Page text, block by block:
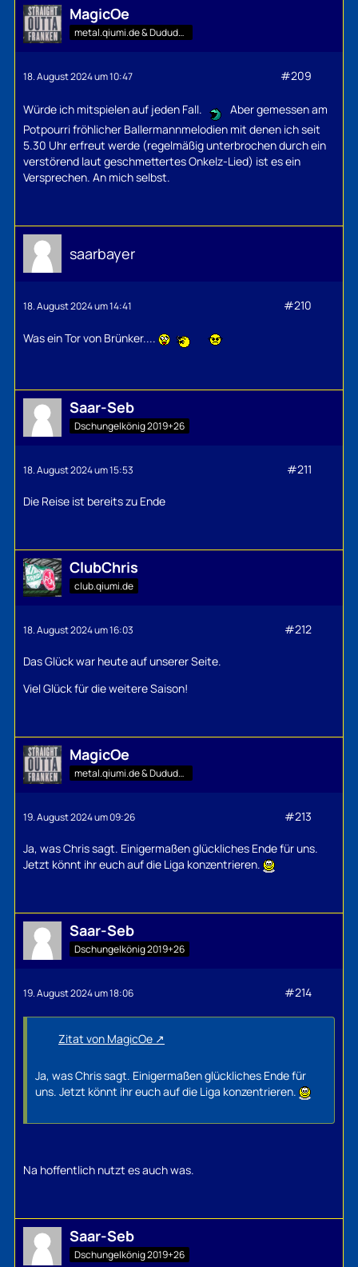
MagicOe
metal.qiumi.de & Dududu-Mann
18. August 2024 um 10:47 #209
Würde ich mitspielen auf jeden Fall.
Aber gemessen am
Potpourri fröhlicher Ballermannmelodien mit denen ich seit
5.30 Uhr erfreut werde (regelmäßig unterbrochen durch ein
verstörend laut geschmettertes Onkelz-Lied) ist es ein
Versprechen. An mich selbst.
saarbayer
18. August 2024 um 14:41 #210
Was ein Tor von Brünker....
Saar-Seb
Dschungelkönig 2019+26
18. August 2024 um 15:53 #211
Die Reise ist bereits zu Ende
ClubChris
club.qiumi.de
18. August 2024 um 16:03 #212
Das Glück war heute auf unserer Seite.
Viel Glück für die weitere Saison!
MagicOe
metal.qiumi.de & Dududu-Mann
19. August 2024 um 09:26 #213
Ja, was Chris sagt. Einigermaßen glückliches Ende für uns.
Jetzt könnt ihr euch auf die Liga konzentrieren.
Saar-Seb
Dschungelkönig 2019+26
19. August 2024 um 18:06 #214
Zitat von MagicOe
Ja, was Chris sagt. Einigermaßen glückliches Ende für
uns. Jetzt könnt ihr euch auf die Liga konzentrieren.
Na hoffentlich nutzt es auch was.
Saar-Seb
Dschungelkönig 2019+26